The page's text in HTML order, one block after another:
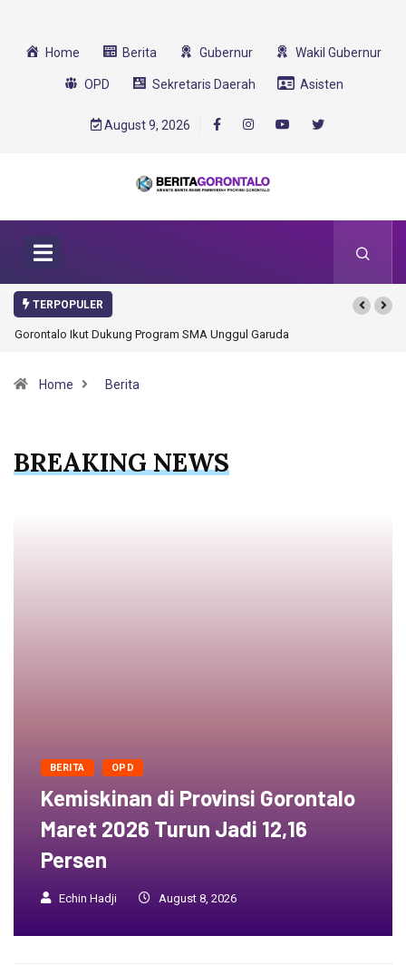
Home Berita Gubernur Wakil Gubernur
OPD Sekretaris Daerah Asisten
August 9, 2026
TERPOPULER
Gorontalo Ikut Dukung Program SMA Unggul Garuda Transformasi 2025
Home Berita
BREAKING NEWS
BERITA OPD
Kemiskinan di Provinsi Gorontalo
Maret 2026 Turun Jadi 12,16
Persen
Echin Hadji August 8, 2026